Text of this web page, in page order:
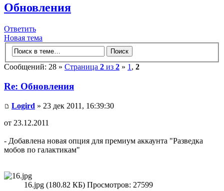
Обновления
Ответить
Новая тема
Сообщений: 28 » Страница 2 из 2 » 1 , 2
Re: Обновления
Logird » 23 дек 2011, 16:39:30
от 23.12.2011
- Добавлена новая опция для премиум аккаунта "Разведка
мобов по галактикам"
16.jpg (180.82 КБ) Просмотров: 27599